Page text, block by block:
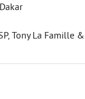
Tony La Famille